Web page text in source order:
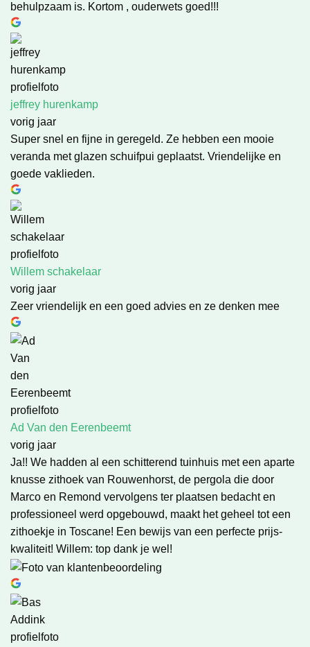
behulpzaam is. Kortom , ouderwets goed!!!
jeffrey hurenkamp
vorig jaar
Super snel en fijne in geregeld. Ze hebben een mooie
veranda met glazen schuifpui geplaatst. Vriendelijke en
goede vaklieden.
Willem schakelaar
vorig jaar
Zeer vriendelijk en een goed advies en ze denken mee
Ad Van den Eerenbeemt
vorig jaar
Ja!! We hadden al een schitterend tuinhuis met een aparte
knusse zithoek van Rouwenhorst, de pergola die door
Marco en Remond vervolgens ter plaatsen bedacht en
professioneel werd opgebouwd, maakt het geheel tot een
zithoekje in Toscane! Een bewijs van een perfecte prijs-
kwaliteit! Willem: top dank je wel!